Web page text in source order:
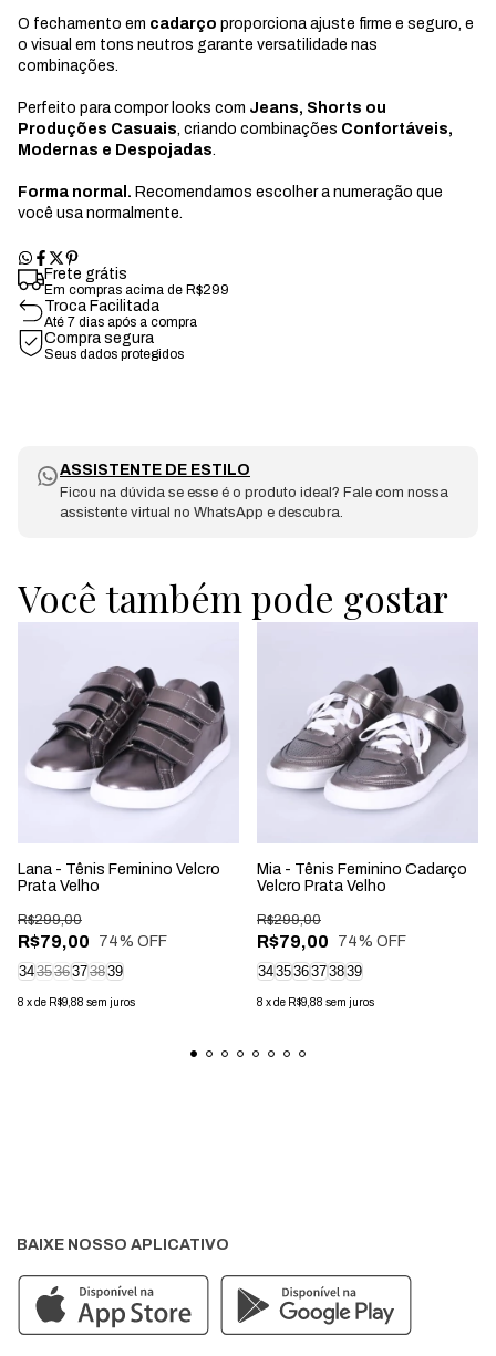
O fechamento em cadarço proporciona ajuste firme e seguro, e
o visual em tons neutros garante versatilidade nas
combinações.
Perfeito para compor looks com Jeans, Shorts ou
Produções Casuais, criando combinações Confortáveis,
Modernas e Despojadas.
Forma normal. Recomendamos escolher a numeração que
você usa normalmente.
Frete grátis
Em compras acima de R$299
Troca Facilitada
Até 7 dias após a compra
Compra segura
Seus dados protegidos
ASSISTENTE DE ESTILO
Ficou na dúvida se esse é o produto ideal? Fale com nossa
assistente virtual no WhatsApp e descubra.
Você também pode gostar
Lana - Tênis Feminino Velcro
Prata Velho
R$79,00
R$299,00
74% OFF
343536373839
8 xde R$9,88 sem juros
Mia - Tênis Feminino Cadarço
Velcro Prata Velho
R$79,00
R$299,00
74% OFF
343536373839
8 xde R$9,88 sem juros
BAIXE NOSSO APLICATIVO